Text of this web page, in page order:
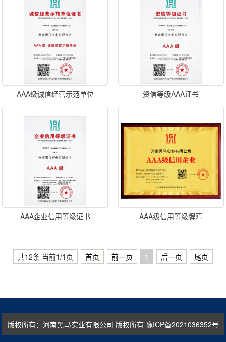
AAA级诚信经营示范单位 资信等级AAA证书
AAA企业信用等级证书 AAA级信用等级牌匾
共12条 当前1/1页 首页 前一页 1 后一页 尾页
版权所有：河南黑马实业有限公司 版权所有 豫ICP备2021036352号